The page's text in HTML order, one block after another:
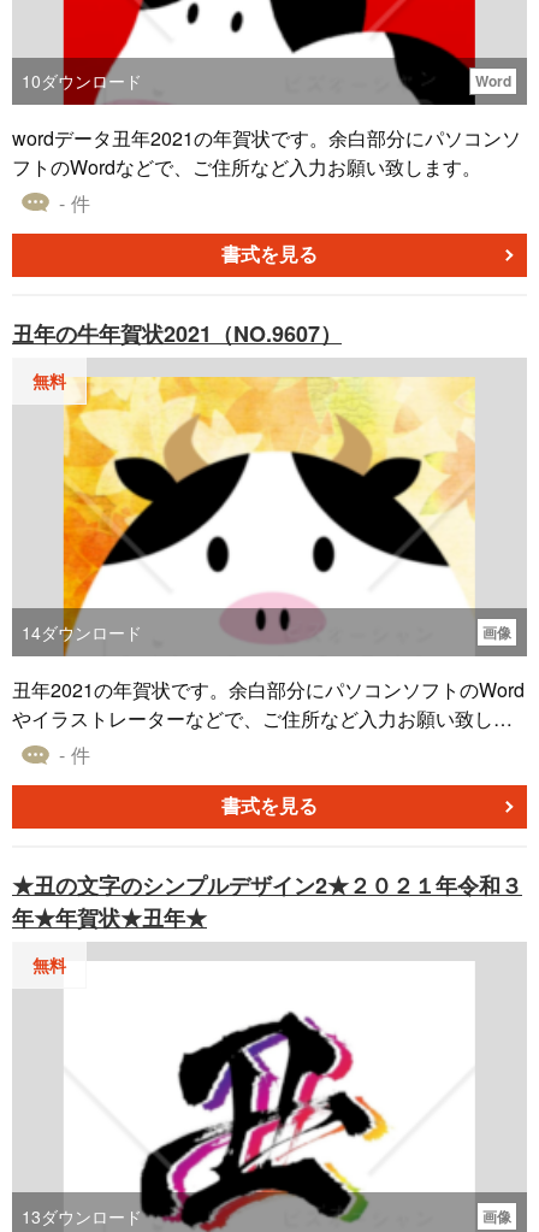
10ダウンロード Word
wordデータ丑年2021の年賀状です。余白部分にパソコンソ
フトのWordなどで、ご住所など入力お願い致します。
- 件
書式を見る
丑年の牛年賀状2021（NO.9607）
無料
14ダウンロード 画像
丑年2021の年賀状です。余白部分にパソコンソフトのWord
やイラストレーターなどで、ご住所など入力お願い致しま
す。 - 件
書式を見る
★丑の文字のシンプルデザイン2★２０２１年令和３
年★年賀状★丑年★
無料
13ダウンロード 画像